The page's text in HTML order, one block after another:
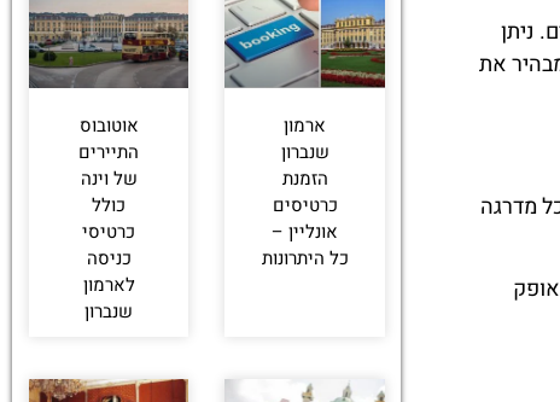
ניתן
את
מדרגה
ארמון
שנברון
הזמנת
כרטיסים
אונליין –
כל היתרונות
אוטובוס
התיירים
של וינה
כולל
כרטיסי
כניסה
לארמון
שנברון